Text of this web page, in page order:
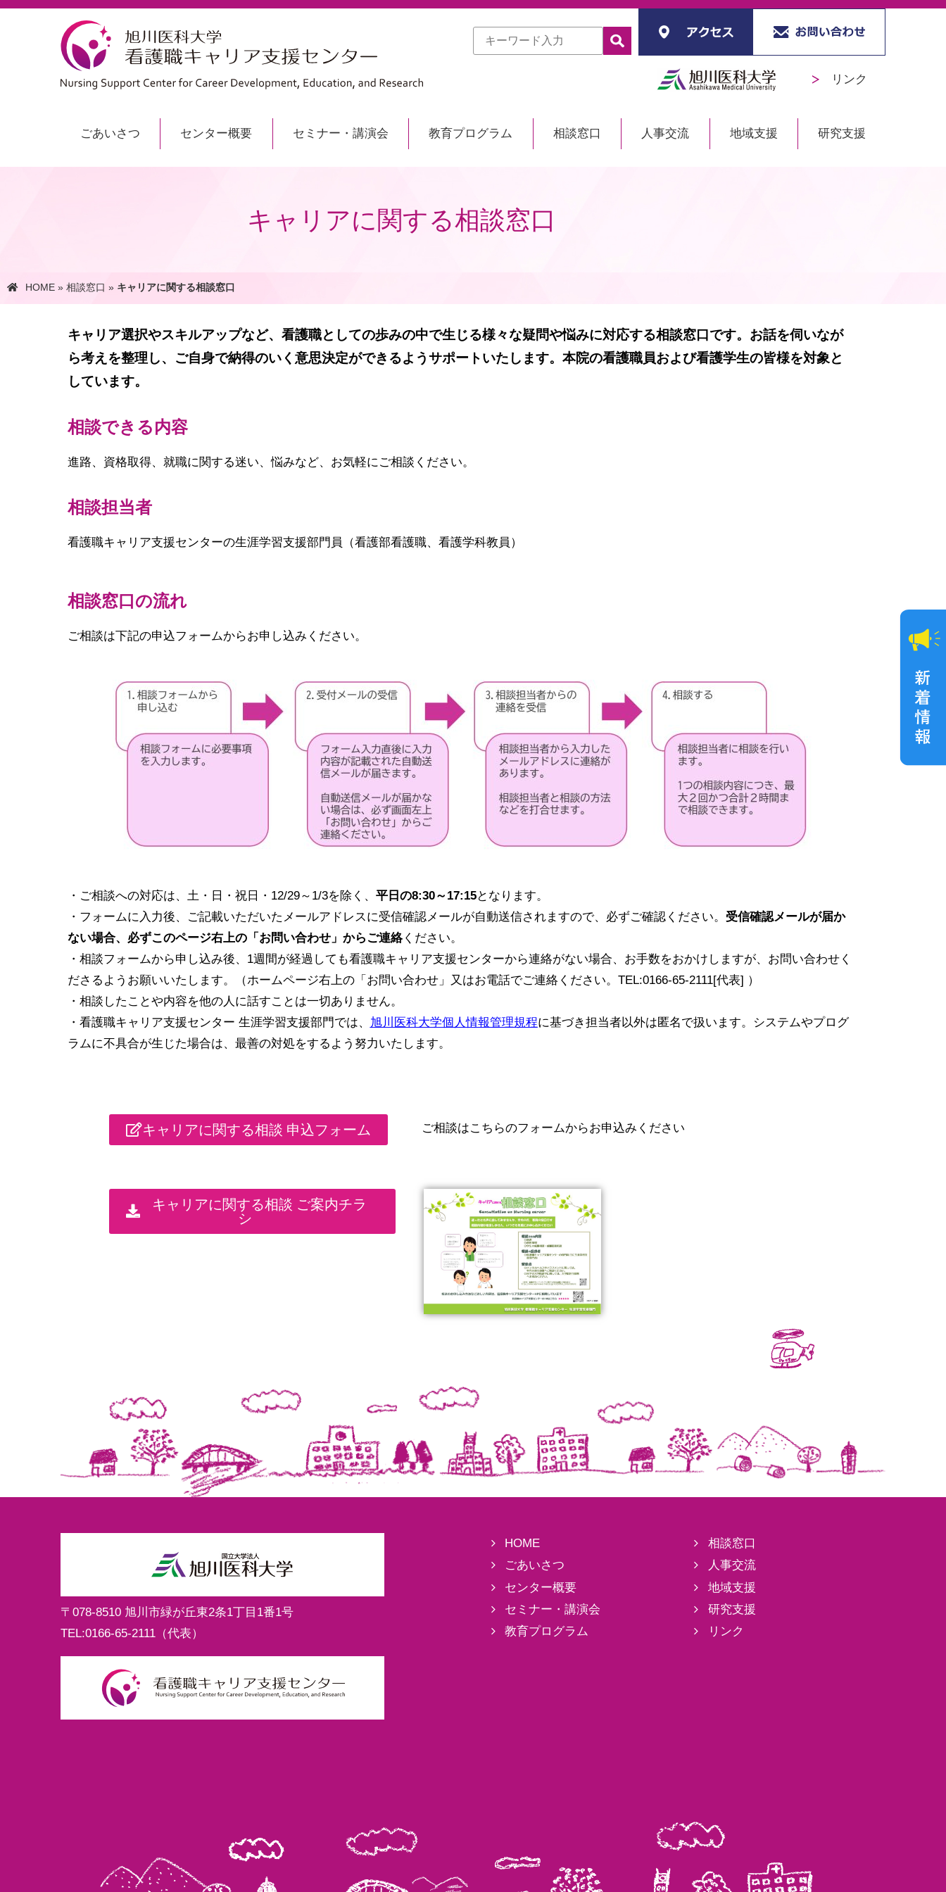
リンク
ごあいさつ センター概要 セミナー・講演会 教育プログラム 相談窓口 人事交流 地域支援 研究支援
キャリアに関する相談窓口
HOME» 相談窓口 » キャリアに関する相談窓口
キャリア選択やスキルアップなど、看護職としての歩みの中で生じる様々な疑問や悩みに対応する相談窓口です。お話を伺いなが
ら考えを整理し、ご自身で納得のいく意思決定ができるようサポートいたします。本院の看護職員および看護学生の皆様を対象と
しています。
相談できる内容
進路、資格取得、就職に関する迷い、悩みなど、お気軽にご相談ください。
相談担当者
看護職キャリア支援センターの生涯学習支援部門員（看護部看護職、看護学科教員）
相談窓口の流れ
ご相談は下記の申込フォームからお申し込みください。
・ご相談への対応は、土・日・祝日・12/29～1/3を除く、 平日の8:30～17:15となります。
・フォームに入力後、ご記載いただいたメールアドレスに受信確認メールが自動送信されますので、必ずご確認ください。 受信確認メールが届か
ない場合、必ずこのページ右上の「お問い合わせ」からご連絡ください。
・相談フォームから申し込み後、1週間が経過しても看護職キャリア支援センターから連絡がない場合、お手数をおかけしますが、お問い合わせく
ださるようお願いいたします。（ホームページ右上の「お問い合わせ」又はお電話でご連絡ください。TEL:0166-65-2111[代表] ）
・相談したことや内容を他の人に話すことは一切ありません。
・看護職キャリア支援センター 生涯学習支援部門では、 旭川医科大学個人情報管理規程に基づき担当者以外は匿名で扱います。システムやプログ
ラムに不具合が生じた場合は、最善の対処をするよう努力いたします。
キャリアに関する相談 申込フォーム ご相談はこちらのフォームからお申込みください
キャリアに関する相談 ご案内チラ
シ
〒078-8510 旭川市緑が丘東2条1丁目1番1号
TEL:0166-65-2111（代表）
HOME
ごあいさつ
センター概要
セミナー・講演会
教育プログラム
相談窓口
人事交流
地域支援
研究支援
リンク